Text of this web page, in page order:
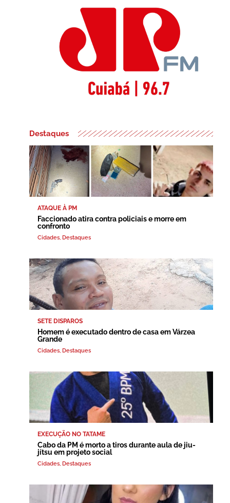
Destaques
ATAQUE À PM
Faccionado atira contra policiais e morre em
confronto
Cidades Destaques
SETE DISPAROS
Homem é executado dentro de casa em Várzea
Grande
Cidades Destaques
EXECUÇÃO NO TATAME
Cabo da PM é morto a tiros durante aula de jiu-
jítsu em projeto social
Cidades Destaques